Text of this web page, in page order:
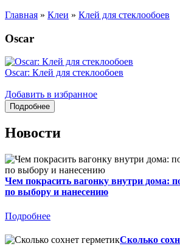
Главная » Клеи » Клей для стеклообоев
Oscar
Oscar: Клей для стеклообоев
Добавить в избранное
Новости
Чем покрасить вагонку внутри дома:
по выбору и нанесению
Подробнее
Сколько